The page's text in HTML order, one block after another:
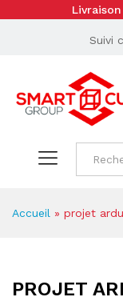
Suivi
Accueil » projet
PROJET